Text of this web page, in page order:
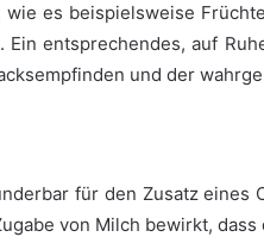
es beispielsweise
Ein entsprechendes, auf
und der
für den Zusatz
von Milch bewirkt,